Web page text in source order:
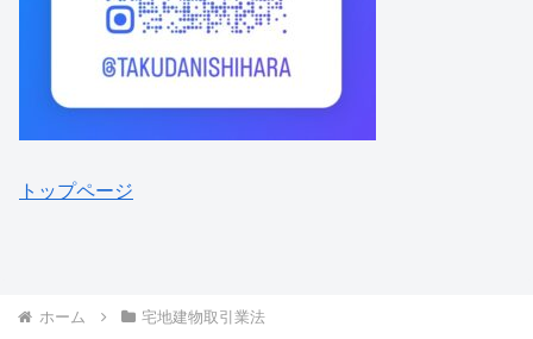
トップページ
ホーム 宅地建物取引業法